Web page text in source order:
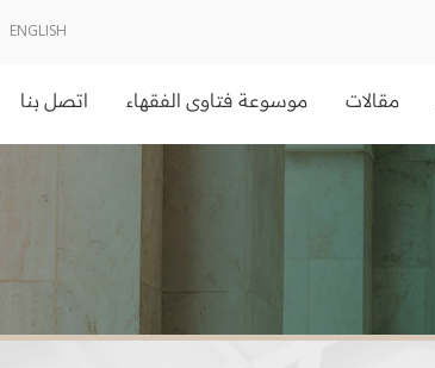
ENGLISH
مقالات موسوعة فتاوى الفقهاء اتصل بنا